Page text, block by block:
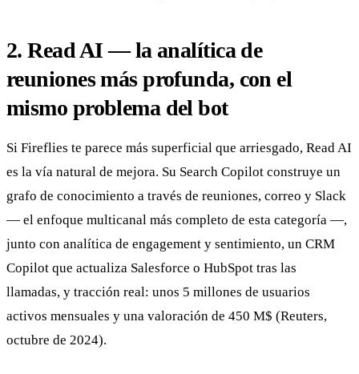
2. Read AI — la analítica de
reuniones más profunda, con el
mismo problema del bot
Si Fireflies te parece más superficial que arriesgado, Read AI
es la vía natural de mejora. Su Search Copilot construye un
grafo de conocimiento a través de reuniones, correo y Slack
— el enfoque multicanal más completo de esta categoría —,
junto con analítica de engagement y sentimiento, un CRM
Copilot que actualiza Salesforce o HubSpot tras las
llamadas, y tracción real: unos 5 millones de usuarios
activos mensuales y una valoración de 450 M$ (Reuters,
octubre de 2024).